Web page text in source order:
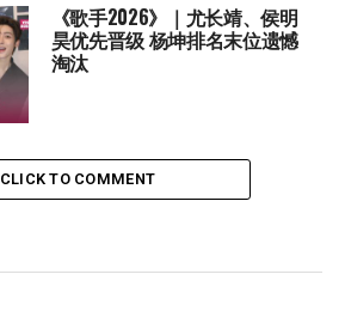
《歌手2026》｜尤长靖、侯明
昊优先晋级 杨坤排名末位遗憾
淘汰
CLICK TO COMMENT